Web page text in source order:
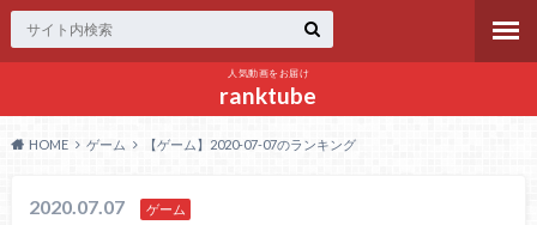
人気動画をお届け
ranktube
HOME ゲーム 【ゲーム】2020-07-07のランキング
2020.07.07 ゲーム